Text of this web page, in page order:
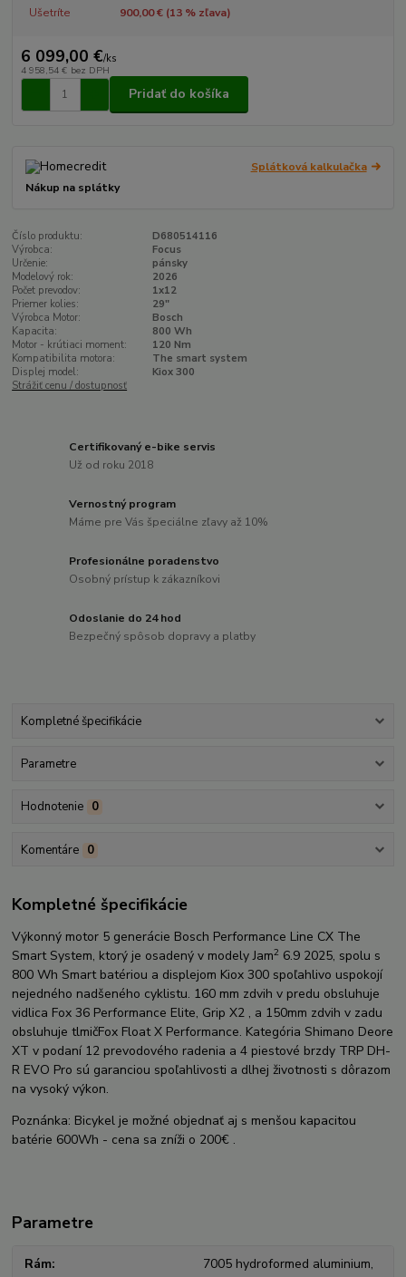
Ušetríte 900,00 € (13% zľava)
6 099,00 €/ks
4 958,54 € bez DPH
Pridať do košíka
Splátková kalkulačka
Nákup na splátky
Číslo produktu:
D680514116
Výrobca:
Focus
Určenie:
pánsky
Modelový rok:
2026
Počet prevodov:
1x12
Priemer kolies:
29"
Výrobca Motor:
Bosch
Kapacita:
800 Wh
Motor - krútiaci moment:
120 Nm
Kompatibilita motora:
The smart system
Displej model:
Kiox 300
Strážiť cenu / dostupnosť
Certifikovaný e-bike servis
Už od roku 2018
Vernostný program
Máme pre Vás špeciálne zľavy až 10%
Profesionálne poradenstvo
Osobný prístup k zákazníkovi
Odoslanie do 24 hod
Bezpečný spôsob dopravy a platby
Kompletné špecifikácie
Parametre
Hodnotenie 0
Komentáre 0
Kompletné špecifikácie
Výkonný motor 5 generácie Bosch Performance Line CX The
Smart System, ktorý je osadený v modely Jam2 6.9 2025, spolu s
800 Wh Smart batériou a displejom Kiox 300 spoľahlivo uspokojí
nejedného nadšeného cyklistu. 160 mm zdvih v predu obsluhuje
vidlica Fox 36 Performance Elite, Grip X2 , a 150mm zdvih v zadu
obsluhuje tlmičFox Float X Performance. Kategória Shimano Deore
XT v podaní 12 prevodového radenia a 4 piestové brzdy TRP DH-
R EVO Pro sú garanciou spoľahlivosti a dlhej životnosti s dôrazom
na vysoký výkon.
Poznánka: Bicykel je možné objednať aj s menšou kapacitou
batérie 600Wh - cena sa zníži o 200€ .
Parametre
Rám
7005 hydroformed aluminium,